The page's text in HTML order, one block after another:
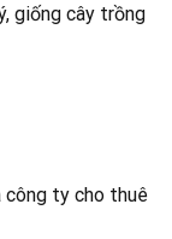
giống cây trồng
công ty cho thuê